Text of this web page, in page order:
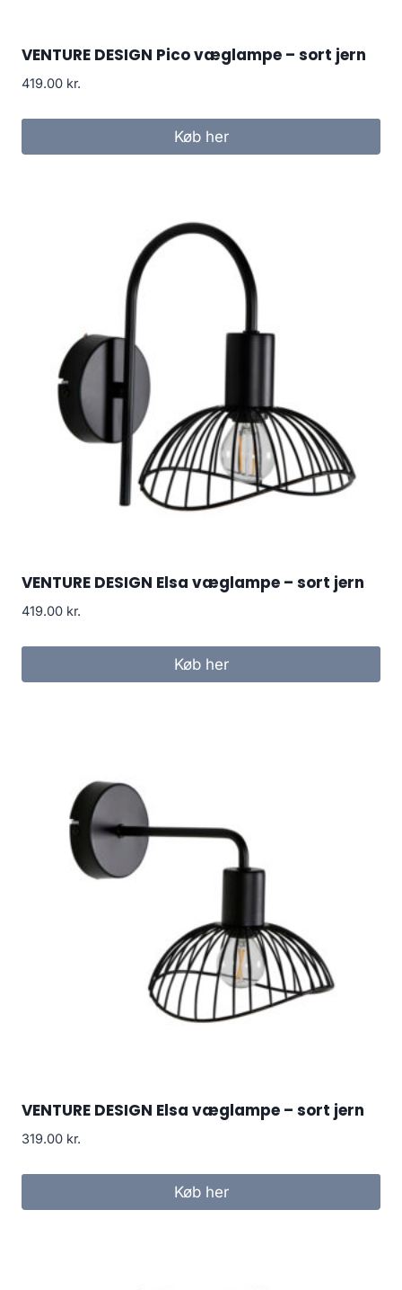
VENTURE DESIGN Pico væglampe – sort jern
419.00 kr.
Køb her
VENTURE DESIGN Elsa væglampe – sort jern
419.00 kr.
Køb her
VENTURE DESIGN Elsa væglampe – sort jern
319.00 kr.
Køb her